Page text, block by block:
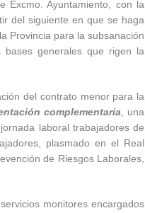
Excmo. Ayuntamiento, con la
del siguiente en que se haga
Provincia para la subsanación
generales que rigen la
del contrato menor para la
complementaria , una
laboral trabajadores de
plasmado en el Real
de Riesgos Laborales,
monitores encargados